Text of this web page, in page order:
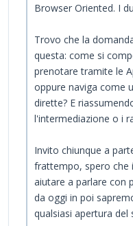
Browser Oriented. I
Trovo che la
questa: come si
prenotare tramite le
oppure naviga come
dirette? E
l'intermediazione o i
Invito chiunque a
frattempo, spero che
aiutare a parlare con
da oggi in poi
qualsiasi apertura del